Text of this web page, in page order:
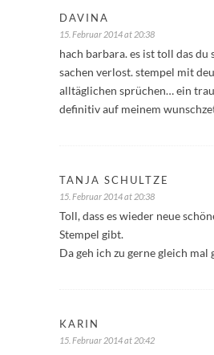
DAVINA
15. Februar 2014 at 20:38
hach barbara. es ist toll das du
sachen verlost. stempel mit
alltäglichen sprüchen… ein
definitiv auf meinem
TANJA SCHULTZE
15. Februar 2014 at 20:38
Toll, dass es wieder neue
Stempel gibt.
Da geh ich zu gerne gleich mal
KARIN
15. Februar 2014 at 20:42